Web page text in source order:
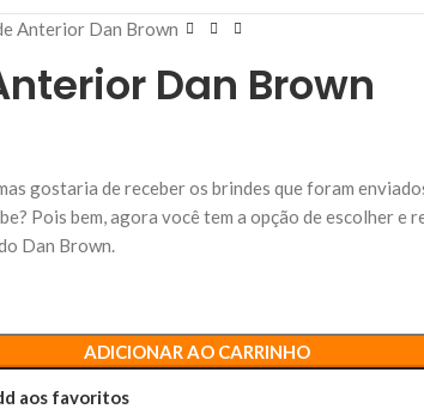
Anterior Dan Brown
Dan Brown
gostaria de receber os brindes que foram
Pois bem, agora você tem a opção de escolher e
Dan Brown.
ADICIONAR AO CARRINHO
aos favoritos